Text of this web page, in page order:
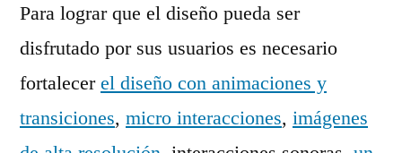
Para lograr que el diseño pueda ser
disfrutado por sus usuarios es necesario
fortalecer el diseño con animaciones y
transiciones, micro interacciones, imágenes